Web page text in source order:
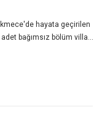
hayata geçirilen
bağımsız bölüm villa...